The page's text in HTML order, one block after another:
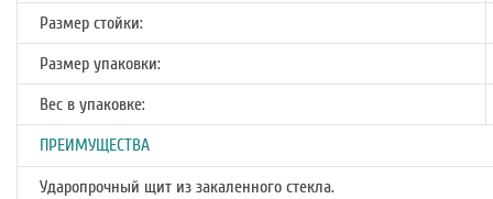
Размер стойки:
Размер упаковки:
Вес в упаковке:
ПРЕИМУЩЕСТВА
Ударопрочный щит из закаленного стекла.